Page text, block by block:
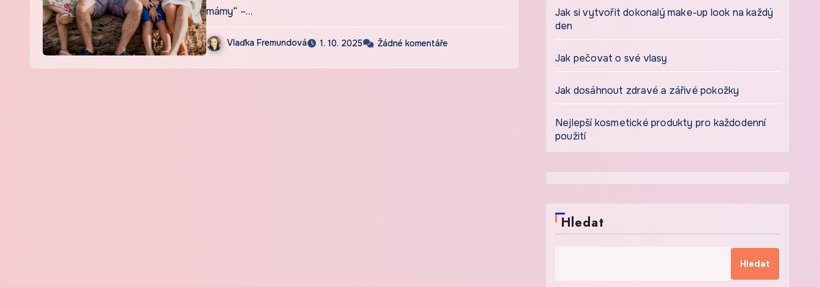
mámy“ –…
Vlaďka Fremundová 1. 10. 2025 Žádné komentáře
Jak si vytvořit dokonalý make-up look na každý
den
Jak pečovat o své vlasy
Jak dosáhnout zdravé a zářivé pokožky
Nejlepší kosmetické produkty pro každodenní
použití
Hledat
Hledat